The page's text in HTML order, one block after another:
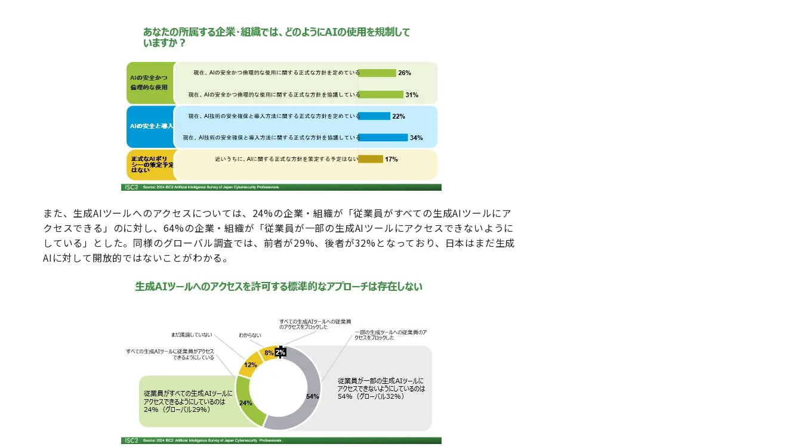
また、生成AIツールへのアクセスについては、24%の企業・組織が「従業員がすべての生成AIツールにア
クセスできる」のに対し、64%の企業・組織が「従業員が一部の生成AIツールにアクセスできないように
している」とした。同様のグローバル調査では、前者が29%、後者が32%となっており、日本はまだ生成
AIに対して開放的ではないことがわかる。